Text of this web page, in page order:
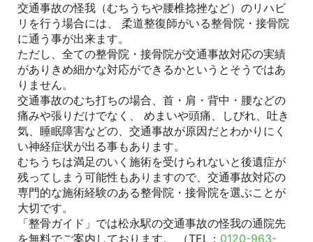
交通事故の怪我（むちうちや腰椎捻挫など）のリハビ
リを行う場合には、 柔道整復師がいる整骨院・接骨院
に通う事が出来ます。
ただし、全ての整骨院・接骨院が交通事故対応の実績
がありきめ細かな対応ができるかというとそうではあ
りません。
交通事故のむち打ちの場合、首・肩・背中・腰などの
痛みや張りだけでなく、 めまいや頭痛、しびれ、吐き
気、睡眠障害などの、交通事故が原因だとわかりにく
い神経症状が出る事もあります。
むちうちは満足のいく施術を受けられないと後遺症が
残ってしまう可能性もありますので、交通事故対応の
専門的な施術経験のある整骨院・接骨院を選ぶことが
大切です。
「整骨ガイド」では松永駅の交通事故の怪我の通院先
を無料でご案内しております。 （TEL： 0120-963-